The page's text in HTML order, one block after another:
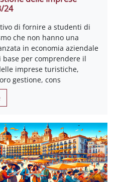
24
di fornire a studenti di
che non hanno una
in economia aziendale
base per comprendere il
imprese turistiche,
gestione, cons